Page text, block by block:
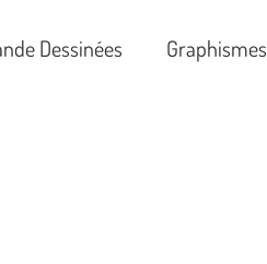
Dessinées Graphismes